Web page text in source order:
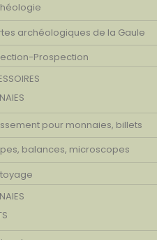
archéologiques de la Gaule
Prospection
pour monnaies, billets
balances, microscopes